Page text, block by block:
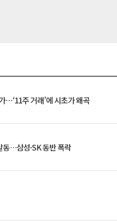
⋯‘11주 거래’에 시초가 왜곡
동…삼성·SK 동반 폭락